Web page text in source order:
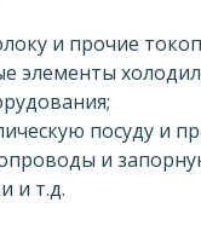
и прочие
элементы
посуду и
и
и т.д.